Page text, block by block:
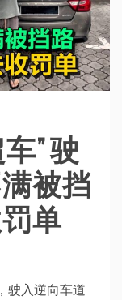
” 驶
被挡
单
驶入逆向车道